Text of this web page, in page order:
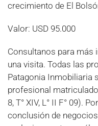
crecimiento de El
Valor: USD 95.000
Consultanos para
una visita. Todas las
Patagonia Inmobiliaria
profesional
8, T° XIV, L° II F° 09).
conclusión de